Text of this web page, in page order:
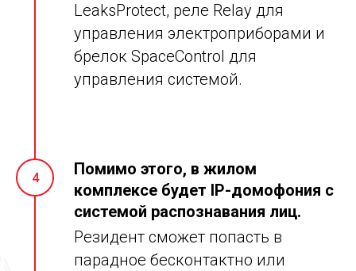
LeaksProtect, реле Relay для
управления электроприборами и
брелок SpaceControl для
управления системой.
4
Помимо этого, в жилом
комплексе будет IP-домофония с
системой распознавания лиц.
Резидент сможет попасть в
парадное бесконтактно или